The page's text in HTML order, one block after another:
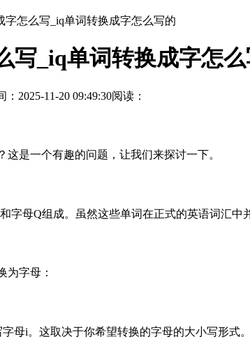
字怎么写_iq单词转换成字怎么写的
写_iq单词转换成字怎
：2025-11-20 09:49:30阅读：
是一个有趣的问题，让我们来探讨一下。
字母Q组成。虽然这些单词在正式的英语词汇
为字母：
母i。这取决于你希望转换的字母的大小写形式。